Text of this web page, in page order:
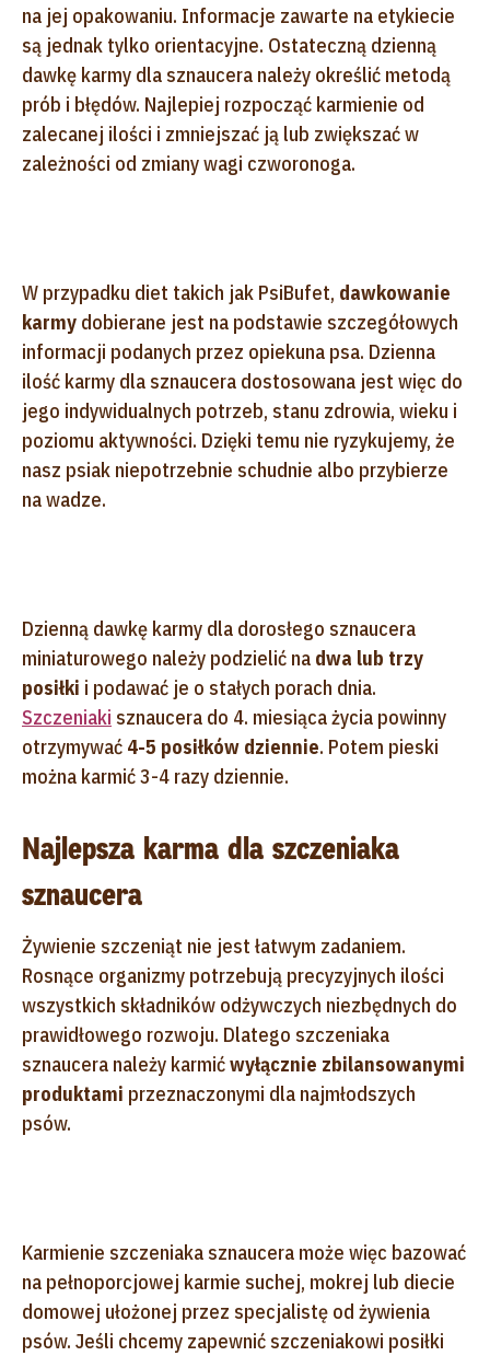
na jej opakowaniu. Informacje zawarte na etykiecie
są jednak tylko orientacyjne. Ostateczną dzienną
dawkę karmy dla sznaucera należy określić metodą
prób i błędów. Najlepiej rozpocząć karmienie od
zalecanej ilości i zmniejszać ją lub zwiększać w
zależności od zmiany wagi czworonoga.
W przypadku diet takich jak PsiBufet, dawkowanie
karmy dobierane jest na podstawie szczegółowych
informacji podanych przez opiekuna psa. Dzienna
ilość karmy dla sznaucera dostosowana jest więc do
jego indywidualnych potrzeb, stanu zdrowia, wieku i
poziomu aktywności. Dzięki temu nie ryzykujemy, że
nasz psiak niepotrzebnie schudnie albo przybierze
na wadze.
Dzienną dawkę karmy dla dorosłego sznaucera
miniaturowego należy podzielić na dwa lub trzy
posiłki i podawać je o stałych porach dnia.
Szczeniaki sznaucera do 4. miesiąca życia powinny
otrzymywać 4-5 posiłków dziennie. Potem pieski
można karmić 3-4 razy dziennie.
Najlepsza karma dla szczeniaka
sznaucera
Żywienie szczeniąt nie jest łatwym zadaniem.
Rosnące organizmy potrzebują precyzyjnych ilości
wszystkich składników odżywczych niezbędnych do
prawidłowego rozwoju. Dlatego szczeniaka
sznaucera należy karmićwyłącznie zbilansowanymi
produktami przeznaczonymi dla najmłodszych
psów.
Karmienie szczeniaka sznaucera może więc bazować
na pełnoporcjowej karmie suchej, mokrej lub diecie
domowej ułożonej przez specjalistę od żywienia
psów. Jeśli chcemy zapewnić szczeniakowi posiłki